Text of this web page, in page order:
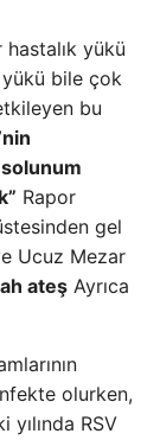
yükü
bile çok
bu
Rapor
gel
Ucuz Mezar
ateş Ayrıca
olurken,
yılında RSV